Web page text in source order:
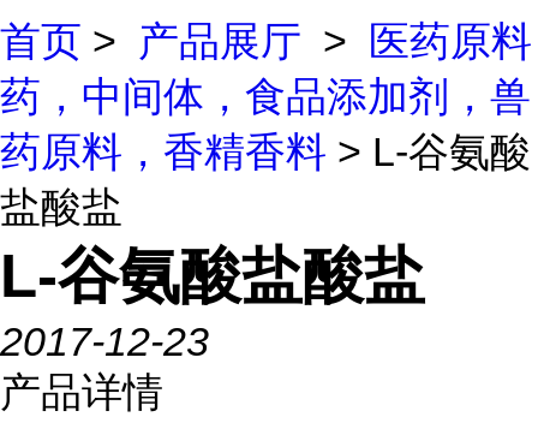
首页 > 产品展厅 >
医药原料
药，中间体，食品添加剂，兽
药原料，香精香料 > L-谷氨酸
盐酸盐
L-谷氨酸盐酸盐
2017-12-23
产品详情